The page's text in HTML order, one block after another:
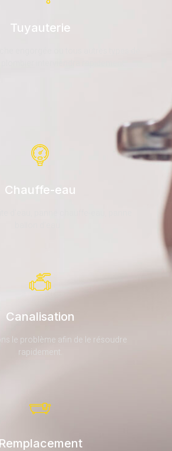
Tuyauterie
Chauffe-eau
Canalisation
le problème afin de le résoudre
rapidement.
Remplacement